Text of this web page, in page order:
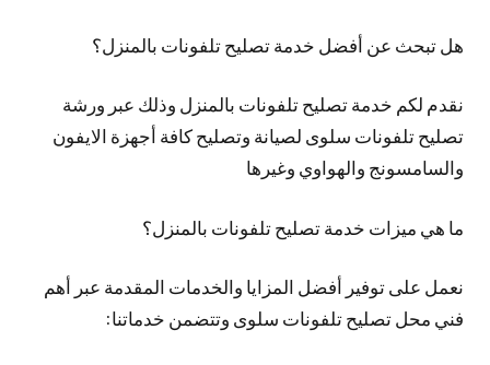
هل تبحث عن أفضل خدمة تصليح تلفونات بالمنزل؟
نقدم لكم خدمة تصليح تلفونات بالمنزل وذلك عبر ورشة
تصليح تلفونات سلوى لصيانة وتصليح كافة أجهزة الايفون
والسامسونج والهواوي وغيرها
ما هي ميزات خدمة تصليح تلفونات بالمنزل؟
نعمل على توفير أفضل المزايا والخدمات المقدمة عبر أهم
فني محل تصليح تلفونات سلوى وتتضمن خدماتنا: